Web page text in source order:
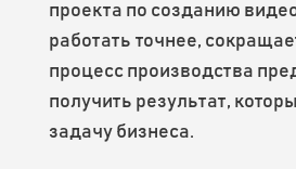
проекта по созданию
работать точнее,
процесс производства
получить результат,
задачу бизнеса.